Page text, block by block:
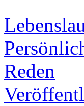
Reden